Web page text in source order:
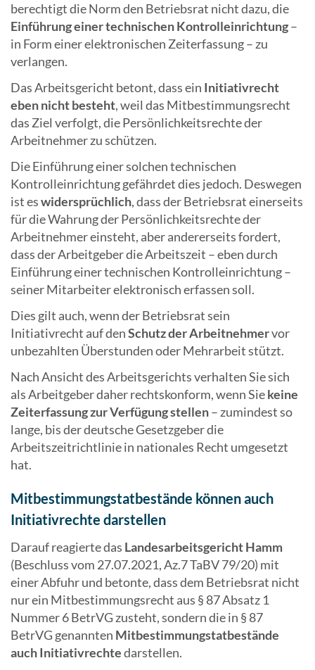
berechtigt die Norm den Betriebsrat nicht dazu, die
Einführung einer technischen Kontrolleinrichtung–
in Form einer elektronischen Zeiterfassung – zu
verlangen.
Das Arbeitsgericht betont, dass ein Initiativrecht
eben nicht besteht, weil das Mitbestimmungsrecht
das Ziel verfolgt, die Persönlichkeitsrechte der
Arbeitnehmer zu schützen.
Die Einführung einer solchen technischen
Kontrolleinrichtung gefährdet dies jedoch. Deswegen
ist eswidersprüchlich, dass der Betriebsrat einerseits
für die Wahrung der Persönlichkeitsrechte der
Arbeitnehmer einsteht, aber andererseits fordert,
dass der Arbeitgeber die Arbeitszeit – eben durch
Einführung einer technischen Kontrolleinrichtung –
seiner Mitarbeiter elektronisch erfassen soll.
Dies gilt auch, wenn der Betriebsrat sein
Initiativrecht auf denSchutz der Arbeitnehmervor
unbezahlten Überstunden oder Mehrarbeit stützt.
Nach Ansicht des Arbeitsgerichts verhalten Sie sich
als Arbeitgeber daher rechtskonform, wenn Siekeine
Zeiterfassung zur Verfügung stellen– zumindest so
lange, bis der deutsche Gesetzgeber die
Arbeitszeitrichtlinie in nationales Recht umgesetzt
hat.
Mitbestimmungstatbestände können auch
Initiativrechte darstellen
Darauf reagierte das Landesarbeitsgericht Hamm
(Beschluss vom 27.07.2021, Az.7 TaBV 79/20) mit
einer Abfuhr und betonte, dass dem Betriebsrat nicht
nur ein Mitbestimmungsrecht aus § 87 Absatz 1
Nummer 6 BetrVG zusteht, sondern die in § 87
BetrVG genannten Mitbestimmungstatbestände
auch Initiativrechtedarstellen.